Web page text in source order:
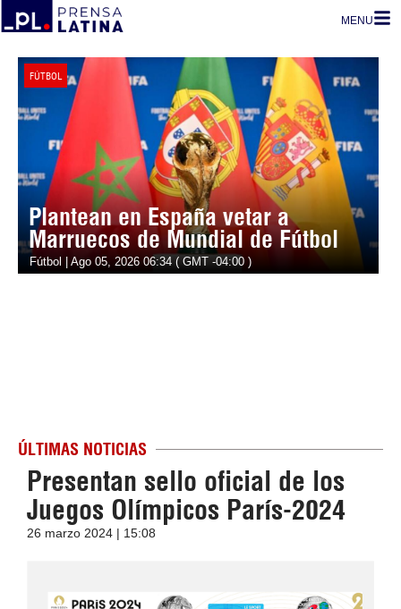
MENU
FÚTBOL
Plantean en España vetar a
Marruecos de Mundial de Fútbol
Fútbol | Ago 05, 2026 06:34 ( GMT -04:00 )
ÚLTIMAS NOTICIAS
Presentan sello oficial de los
Juegos Olímpicos París-2024
26 marzo 2024 | 15:08